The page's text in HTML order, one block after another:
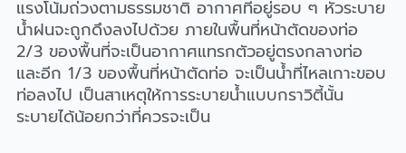
แรงโน้มถ่วงตามธรรมชาติ อากาศที่อยู่รอบ ๆ หัวระบาย
น้ำฝนจะถูกดึงลงไปด้วย ภายในพื้นที่หน้าตัดของท่อ
2/3 ของพื้นที่จะเป็นอากาศแทรกตัวอยู่ตรงกลางท่อ
และอีก 1/3 ของพื้นที่หน้าตัดท่อ จะเป็นน้ำที่ไหลเกาะขอบ
ท่อลงไป เป็นสาเหตุให้การระบายน้ำแบบกราวิตี้นั้น
ระบายได้น้อยกว่าที่ควรจะเป็น